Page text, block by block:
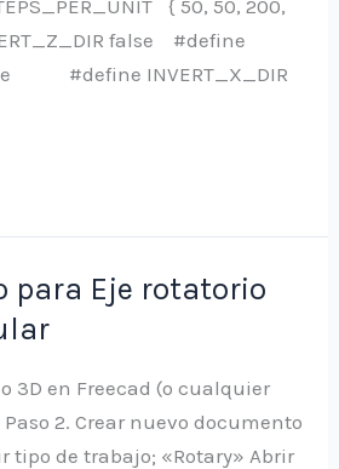
{ 50, 50, 200,
false #define
#define INVERT_X_DIR
para Eje rotatorio
3D en Freecad (o cualquier
2. Crear nuevo documento
tipo de trabajo; «Rotary» Abrir